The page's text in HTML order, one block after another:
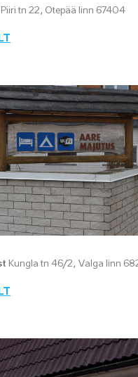
Piiri tn 22, Otepää linn 67404
Kungla tn 46/2, Valga linn